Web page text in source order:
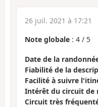
26 juil. 2021 à 17:21
Note globale : 4 / 5
Date de la
Fiabilité de la
Facilité à suivre
Intérêt du circuit de
Circuit très